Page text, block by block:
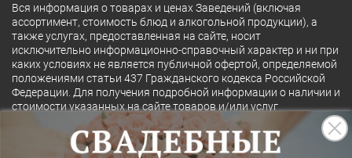
Вся информация о товарах и ценах Заведений (включая
ассортимент, стоимость блюд и алкогольной продукции), а
также услугах, предоставленная на сайте, носит
исключительно информационно-справочный характер и ни при
каких условиях не является публичной офертой, определяемой
положениями статьи 437 Гражданского кодекса Российской
Федерации. Для получения подробной информации о наличии и
стоимости указанных на сайте товаров и/или услуг
конкретного Заведения обращайтесь непосредственно в